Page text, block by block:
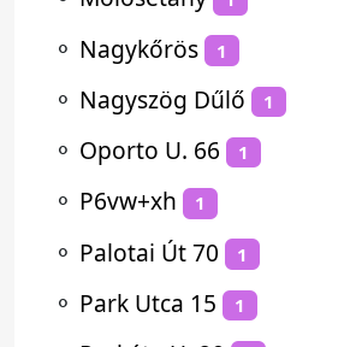
⚬ Nagykőrös 1
⚬ Nagyszög Dűlő 1
⚬ Oporto U. 66 1
⚬ P6vw+xh 1
⚬ Palotai Út 70 1
⚬ Park Utca 15 1